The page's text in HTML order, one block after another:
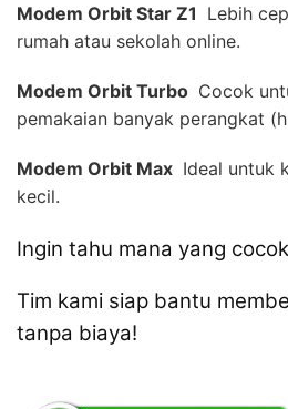
Modem Orbit Star Z1  Lebih
rumah atau sekolah online.
Modem Orbit Turbo  Cocok
pemakaian banyak perangkat
Modem Orbit Max  Ideal untuk
kecil.
Ingin tahu mana yang
Tim kami siap bantu
tanpa biaya!